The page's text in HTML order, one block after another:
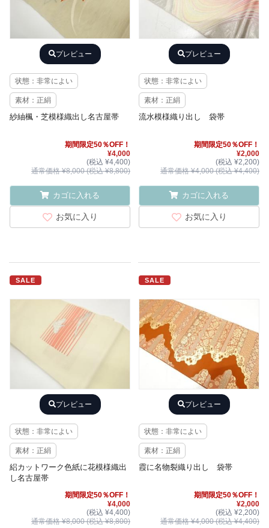
プレビュー
状態：非常によい
素材：正絹
紗紬楓・芝模様織出し名古屋帯
期間限定50％OFF！
¥4,000
(税込 ¥4,400)
通常価格 ¥8,000 (税込 ¥8,800)
カゴに入れる
お気に入り
プレビュー
状態：非常によい
素材：正絹
流水模様織り出し 袋帯
期間限定50％OFF！
¥2,000
(税込 ¥2,200)
通常価格 ¥4,000 (税込 ¥4,400)
カゴに入れる
お気に入り
SALE
プレビュー
状態：非常によい
素材：正絹
絽カットワーク色紙に花模様織出
し名古屋帯
期間限定50％OFF！
¥4,000
(税込 ¥4,400)
通常価格 ¥8,000 (税込 ¥8,800)
SALE
プレビュー
状態：非常によい
素材：正絹
霞に名物裂織り出し 袋帯
期間限定50％OFF！
¥2,000
(税込 ¥2,200)
通常価格 ¥4,000 (税込 ¥4,400)